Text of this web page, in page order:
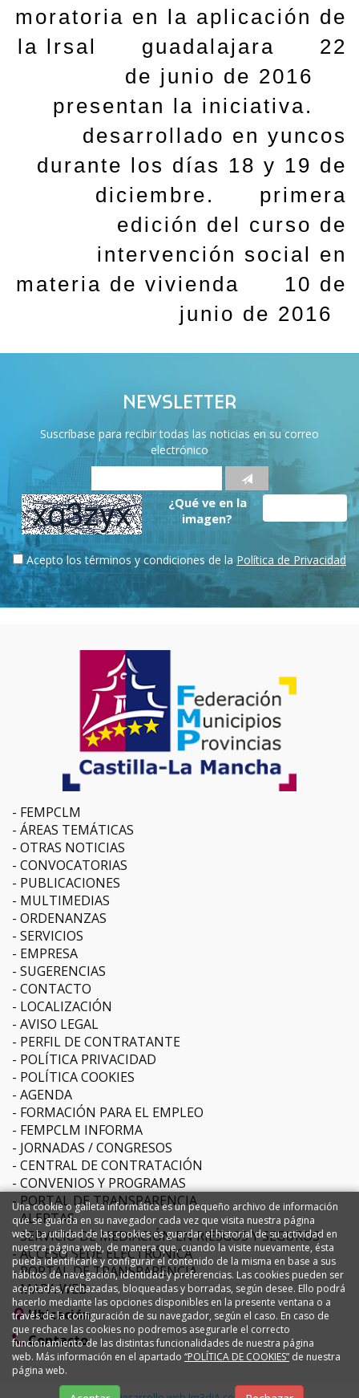
moratoria en la aplicación de
la lrsal
guadalajara
22
de junio de 2016
presentan la iniciativa.
desarrollado en yuncos
durante los días 18 y 19 de
diciembre.
primera
edición del curso de
intervención social en
materia de vivienda
10 de
junio de 2016
NEWSLETTER
Suscríbase para recibir todas las noticias en su correo
electrónico
¿Qué ve en la
imagen?
Acepto los términos y condiciones de la Política de Privacidad
FEMPCLM
ÁREAS TEMÁTICAS
OTRAS NOTICIAS
CONVOCATORIAS
PUBLICACIONES
MULTIMEDIAS
ORDENANZAS
SERVICIOS
EMPRESA
SUGERENCIAS
CONTACTO
LOCALIZACIÓN
AVISO LEGAL
PERFIL DE CONTRATANTE
POLÍTICA PRIVACIDAD
POLÍTICA COOKIES
AGENDA
FORMACIÓN PARA EL EMPLEO
FEMPCLM INFORMA
JORNADAS / CONGRESOS
CENTRAL DE CONTRATACIÓN
CONVENIOS Y PROGRAMAS
PORTAL DE TRANSPARENCIA
ALERTAS
SERVICIO DE MEDIACIÓN EN RIESGOS Y SEGUROS
ACCESO SEDE ELECTRÓNICA
PORTAL DE TRANSPARENCIA
MAPA WEB
Ubicación
Contacto
Una cookie o galleta informática es un pequeño archivo de información
que se guarda en su navegador cada vez que visita nuestra página
web. La utilidad de las cookies es guardar el historial de su actividad en
nuestra página web, de manera que, cuando la visite nuevamente, ésta
pueda identificarle y configurar el contenido de la misma en base a sus
hábitos de navegación, identidad y preferencias. Las cookies pueden ser
aceptadas, rechazadas, bloqueadas y borradas, según desee. Ello podrá
hacerlo mediante las opciones disponibles en la presente ventana o a
través de la configuración de su navegador, según el caso. En caso de
que rechace las cookies no podremos asegurarle el correcto
funcionamiento de las distintas funcionalidades de nuestra página
web. Más información en el apartado “POLÍTICA DE COOKIES” de nuestra
página web.